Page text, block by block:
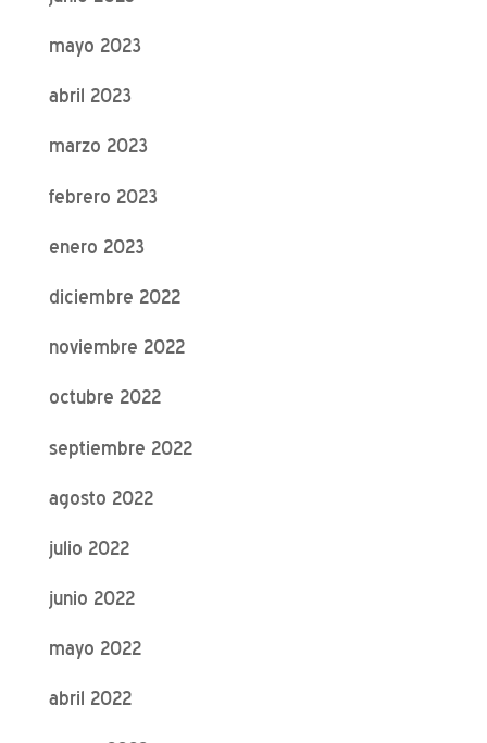
mayo 2023
abril 2023
marzo 2023
febrero 2023
enero 2023
diciembre 2022
noviembre 2022
octubre 2022
septiembre 2022
agosto 2022
julio 2022
junio 2022
mayo 2022
abril 2022